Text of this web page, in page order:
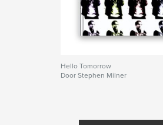
Hello Tomorrow
Door Stephen Milner